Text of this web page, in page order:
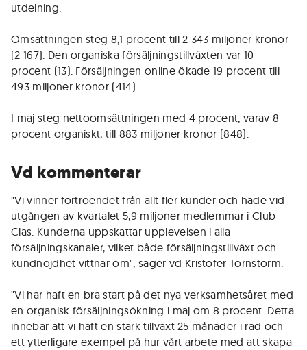
utdelning.
Omsättningen steg 8,1 procent till 2 343 miljoner kronor
(2 167). Den organiska försäljningstillväxten var 10
procent (13). Försäljningen online ökade 19 procent till
493 miljoner kronor (414).
I maj steg nettoomsättningen med 4 procent, varav 8
procent organiskt, till 883 miljoner kronor (848).
Vd kommenterar
"Vi vinner förtroendet från allt fler kunder och hade vid
utgången av kvartalet 5,9 miljoner medlemmar i Club
Clas. Kunderna uppskattar upplevelsen i alla
försäljningskanaler, vilket både försäljningstillväxt och
kundnöjdhet vittnar om", säger vd Kristofer Tornstörm.
"Vi har haft en bra start på det nya verksamhetsåret med
en organisk försäljningsökning i maj om 8 procent. Detta
innebär att vi haft en stark tillväxt 25 månader i rad och
ett ytterligare exempel på hur vårt arbete med att skapa